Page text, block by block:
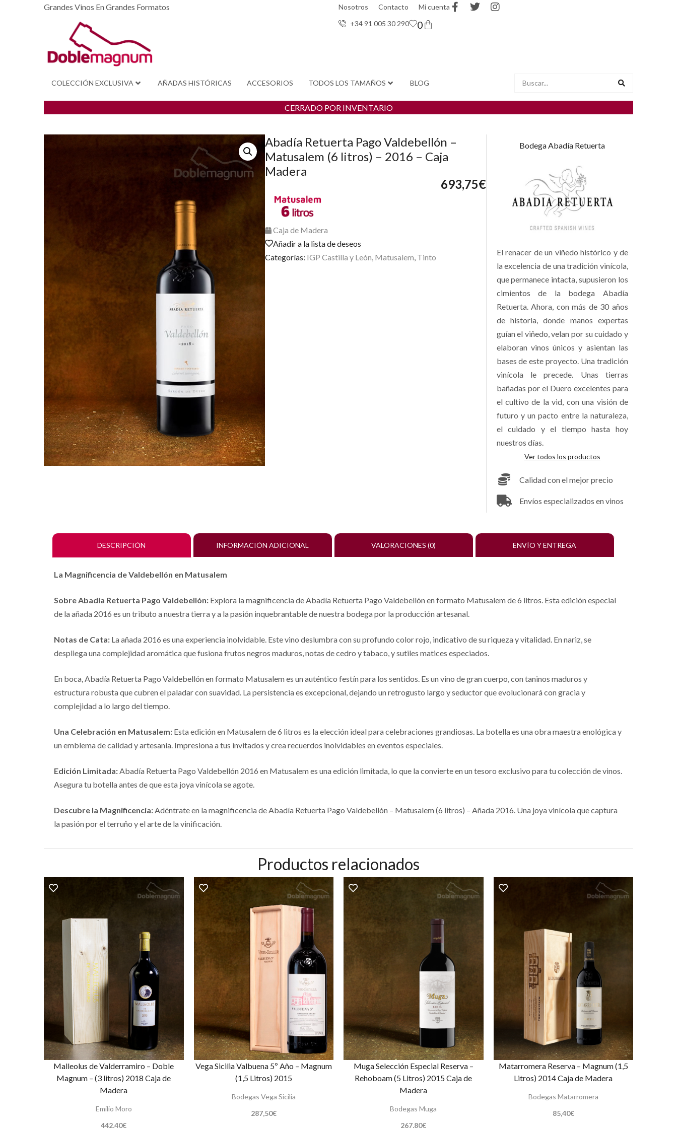
Grandes Vinos En Grandes Formatos Nosotros Contacto
Mi cuenta
+34 91 005 30 290 0
COLECCIÓN EXCLUSIVA AÑADAS HISTÓRICAS ACCESORIOS TODOS LOS TAMAÑOS BLOG
CERRADO POR INVENTARIO
Abadía Retuerta Pago Valdebellón –
Matusalem (6 litros) – 2016 – Caja
Madera
693,75€
Caja de Madera
Añadir a la lista de deseos
Categorías: IGP Castilla y León Matusalem Tinto
Bodega Abadía Retuerta
El renacer de un viñedo histórico y de
la excelencia de una tradición vinícola,
que permanece intacta, supusieron los
cimientos de la bodega Abadía
Retuerta. Ahora, con más de 30 años
de historia, donde manos expertas
guían el viñedo, velan por su cuidado y
elaboran vinos únicos y asientan las
bases de este proyecto. Una tradición
vinícola le precede. Unas tierras
bañadas por el Duero excelentes para
el cultivo de la vid, con una visión de
futuro y un pacto entre la naturaleza,
el cuidado y el tiempo hasta hoy
nuestros días.
Ver todos los productos
Calidad con el mejor precio
Envíos especializados en vinos
DESCRIPCIÓN INFORMACIÓN ADICIONAL VALORACIONES (0) ENVÍO Y ENTREGA
La Magnificencia de Valdebellón en Matusalem
Sobre Abadía Retuerta Pago Valdebellón: Explora la magnificencia de Abadía Retuerta Pago Valdebellón en formato Matusalem de 6 litros. Esta edición especial
de la añada 2016 es un tributo a nuestra tierra y a la pasión inquebrantable de nuestra bodega por la producción artesanal.
Notas de Cata: La añada 2016 es una experiencia inolvidable. Este vino deslumbra con su profundo color rojo, indicativo de su riqueza y vitalidad. En nariz, se
despliega una complejidad aromática que fusiona frutos negros maduros, notas de cedro y tabaco, y sutiles matices especiados.
En boca, Abadía Retuerta Pago Valdebellón en formato Matusalem es un auténtico festín para los sentidos. Es un vino de gran cuerpo, con taninos maduros y
estructura robusta que cubren el paladar con suavidad. La persistencia es excepcional, dejando un retrogusto largo y seductor que evolucionará con gracia y
complejidad a lo largo del tiempo.
Una Celebración en Matusalem: Esta edición en Matusalem de 6 litros es la elección ideal para celebraciones grandiosas. La botella es una obra maestra enológica y
un emblema de calidad y artesanía. Impresiona a tus invitados y crea recuerdos inolvidables en eventos especiales.
Edición Limitada:Abadía Retuerta Pago Valdebellón 2016 en Matusalem es una edición limitada, lo que la convierte en un tesoro exclusivo para tu colección de vinos.
Asegura tu botella antes de que esta joya vinícola se agote.
Descubre la Magnificencia:Adéntrate en la magnificencia de Abadía Retuerta Pago Valdebellón – Matusalem (6 litros) – Añada 2016. Una joya vinícola que captura
la pasión por el terruño y el arte de la vinificación.
Productos relacionados
Malleolus de Valderramiro – Doble
Magnum – (3 litros) 2018 Caja de
Madera
Emilio Moro
442,40€
Vega Sicilia Valbuena 5º Año – Magnum
(1,5 Litros) 2015
Bodegas Vega Sicilia
287,50€
Muga Selección Especial Reserva –
Rehoboam (5 Litros) 2015 Caja de
Madera
Bodegas Muga
267,80€
Matarromera Reserva – Magnum (1,5
Litros) 2014 Caja de Madera
Bodegas Matarromera
85,40€